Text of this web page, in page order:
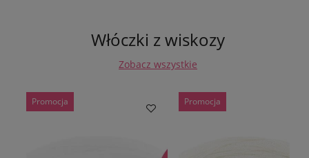
Włóczki z wiskozy
Zobacz wszystkie
Promocja Promocja